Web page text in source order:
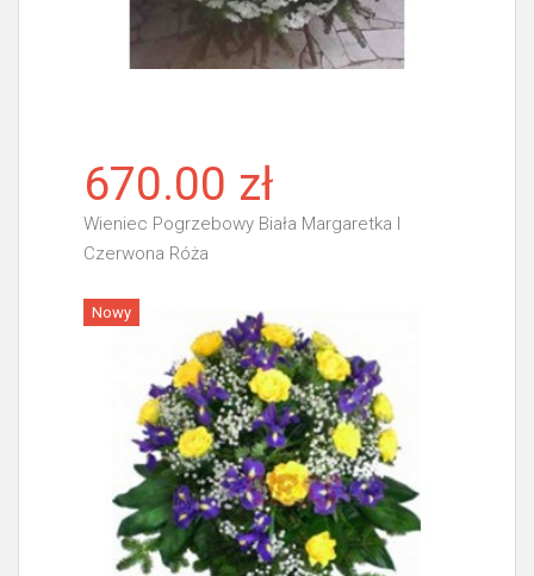
670.00 zł
Wieniec Pogrzebowy Biała Margaretka I
Czerwona Róża
Więcej
Nowy